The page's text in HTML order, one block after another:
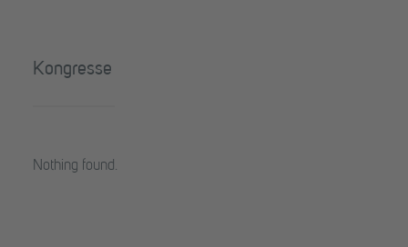
Kongresse
Nothing found.